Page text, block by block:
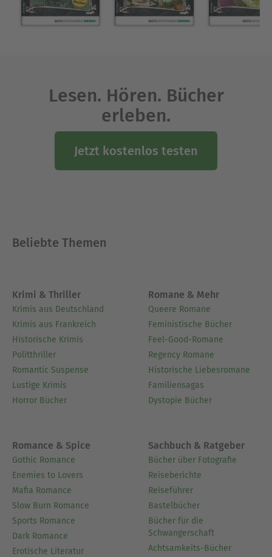
Lesen. Hören. Bücher
erleben.
Jetzt kostenlos testen
Beliebte Themen
Krimi & Thriller
Krimis aus Deutschland
Krimis aus Frankreich
Historische Krimis
Politthriller
Romantic Suspense
Lustige Krimis
Horror Bücher
Romane & Mehr
Queere Romane
Feministische Bücher
Feel-Good-Romane
Regency Romane
Historische Liebesromane
Familiensagas
Dystopie Bücher
Romance & Spice
Gothic Romance
Enemies to Lovers
Mafia Romance
Slow Burn Romance
Sports Romance
Dark Romance
Erotische Literatur
Sachbuch & Ratgeber
Bücher über Fotografie
Reiseberichte
Reiseführer
Bastelbücher
Bücher für die
Schwangerschaft
Achtsamkeits-Bücher